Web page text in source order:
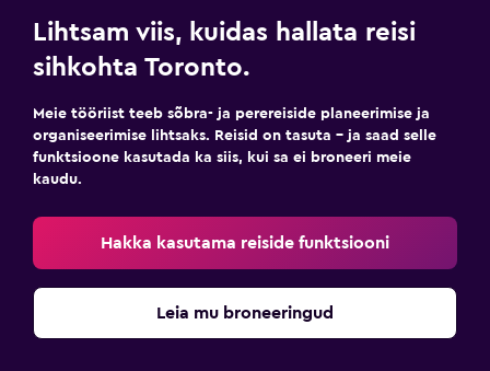
Lihtsam viis, kuidas hallata reisi
sihkohta Toronto.
Meie tööriist teeb sõbra- ja perereiside planeerimise ja
organiseerimise lihtsaks. Reisid on tasuta – ja saad selle
funktsioone kasutada ka siis, kui sa ei broneeri meie
kaudu.
Hakka kasutama reiside funktsiooni
Leia mu broneeringud